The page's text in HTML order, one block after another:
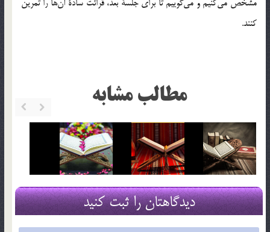
كنند.
مطالب مشابه
دیدگاهتان را ثبت کنید